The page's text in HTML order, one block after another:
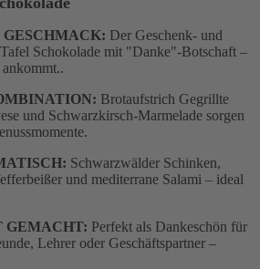
Der Geschenk- und
Schokolade mit "Danke"-Botschaft –
.
Brotaufstrich Gegrillte
und Schwarzkirsch-Marmelade sorgen
.
Schwarzwälder Schinken,
und mediterrane Salami – ideal
GEMACHT: Perfekt als Dankeschön für
Lehrer oder Geschäftspartner –